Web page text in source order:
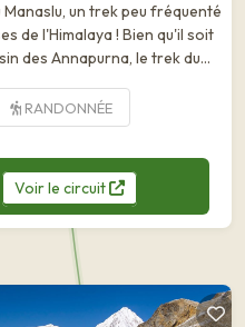
un trek peu fréquenté
de l'Himalaya ! Bien qu'il soit
des Annapurna, le trek du
RANDONNÉE
Voirle circuit